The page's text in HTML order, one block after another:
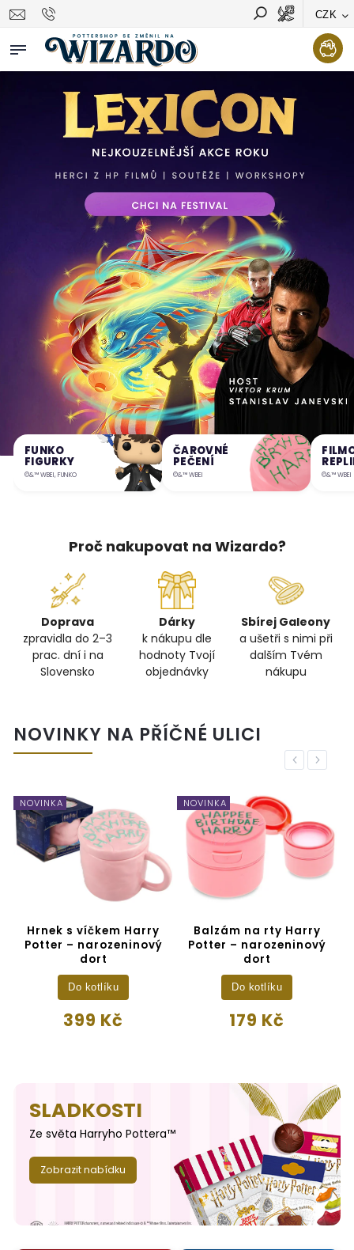
CZK
Vyhledávání Hledat
FUNKO
FIGURKY
©&™ WBEI, FUNKO
ČAROVNÉ
PEČENÍ
©&™ WBEI ©&™ WBEI
Proč nakupovat na Wizardo?
Doprava
zpravidla do 2–3
prac. dní i na
Slovensko
Dárky
k nákupu dle
hodnoty Tvojí
objednávky
Sbírej Galeony
a ušetři s nimi při
dalším Tvém
nákupu
NOVINKY NA PŘÍČNÉ ULICI
Previous
NOVINKA
Hrnek s víčkem Harry
Potter – narozeninový
dort
399 Kč
Do kotlíku
NOVINKA
Balzám na rty Harry
Potter – narozeninový
dort
179 Kč
Do kotlíku
Next
SLADKOSTI
Ze světa Harryho Pottera™
Zobrazit nabídku